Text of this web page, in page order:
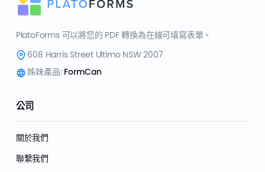
PlatoForms 可以將您的 PDF 轉換為在線可填寫表單。
608 Harris Street Ultimo NSW 2007
姊妹產品: FormCan
公司
關於我們
聯繫我們